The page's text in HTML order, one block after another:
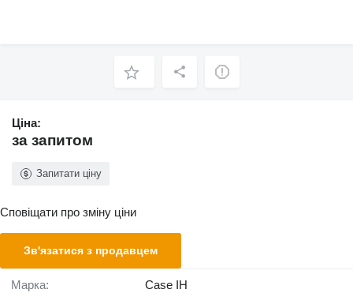
Ціна:
за запитом
Запитати ціну
Сповіщати про зміну ціни
Зв'язатися з продавцем
Марка: Case IH